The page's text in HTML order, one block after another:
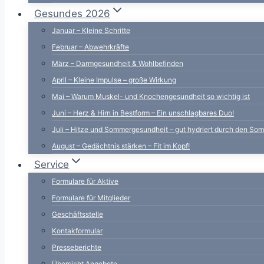
Gesundes 2026
Januar – Kleine Schritte
Februar – Abwehrkräfte
März – Darmgesundheit & Wohlbefinden
April – Kleine Impulse – große Wirkung
Mai – Warum Muskel- und Knochengesundheit so wichtig ist
Juni – Herz & Hirn in Bestform – Ein unschlagbares Duo!
Juli – Hitze und Sommergesundheit – gut hydriert durch den
August – Gedächtnis stärken – Fit im Kopf!
Service
Formulare für Aktive
Formulare für Mitglieder
Geschäftsstelle
Kontakformular
Presseberichte